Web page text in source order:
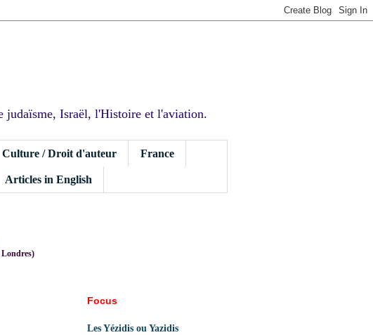
judaïsme, Israël, l'Histoire et l'aviation.
Culture / Droit d'auteur France
Articles in English
Londres)
Focus
Les Yézidis ou Yazidis